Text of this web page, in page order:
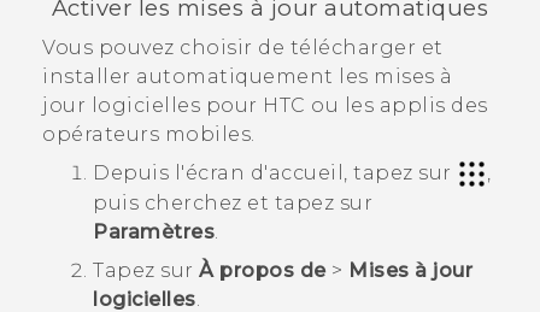
Activer les mises à jour automatiques
Vous pouvez choisir de télécharger et
installer automatiquement les mises à
jour logicielles pour HTC ou les applis des
opérateurs mobiles.
Depuis l'écran d'accueil , tapez sur
puis cherchez et tapez sur
Paramètres.
Tapez sur À propos de> Mises à jour
logicielles.